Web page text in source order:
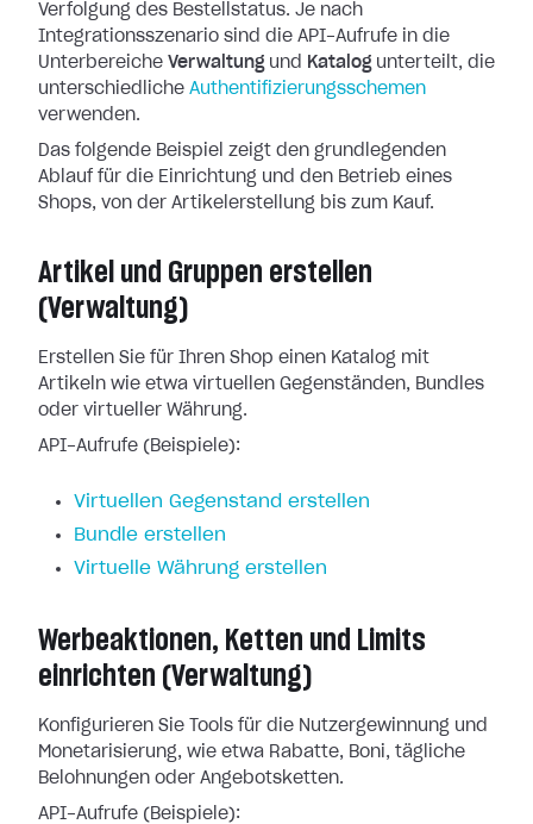
Verfolgung des Bestellstatus. Je nach
Integrationsszenario sind die API-Aufrufe in die
Unterbereiche Verwaltung und Katalog unterteilt, die
unterschiedliche Authentifizierungsschemen
verwenden.
Das folgende Beispiel zeigt den grundlegenden
Ablauf für die Einrichtung und den Betrieb eines
Shops, von der Artikelerstellung bis zum Kauf.
Artikel und Gruppen erstellen
(Verwaltung)
Erstellen Sie für Ihren Shop einen Katalog mit
Artikeln wie etwa virtuellen Gegenständen, Bundles
oder virtueller Währung.
API-Aufrufe (Beispiele):
Virtuellen Gegenstand erstellen
Bundle erstellen
Virtuelle Währung erstellen
Werbeaktionen, Ketten und Limits
einrichten (Verwaltung)
Konfigurieren Sie Tools für die Nutzergewinnung und
Monetarisierung, wie etwa Rabatte, Boni, tägliche
Belohnungen oder Angebotsketten.
API-Aufrufe (Beispiele):